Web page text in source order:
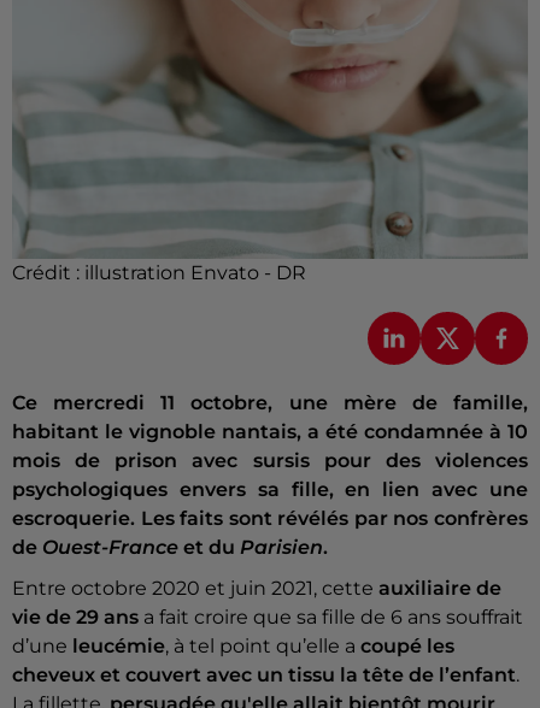
Crédit : illustration Envato - DR
Ce mercredi 11 octobre, une mère de famille,
habitant le vignoble nantais, a été condamnée à 10
mois de prison avec sursis pour des violences
psychologiques envers sa fille, en lien avec une
escroquerie. Les faits sont révélés par nos confrères
de Ouest-France et du Parisien.
Entre octobre 2020 et juin 2021, cette auxiliaire de
vie de 29 ans a fait croire que sa fille de 6 ans souffrait
d’une leucémie, à tel point qu’elle a coupé les
cheveux et couvert avec un tissu la tête de l’enfant.